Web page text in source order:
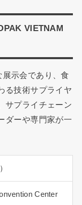
VIETNAM
展示会であり、食
る技術サプライヤ
サプライチェーン
ダーや専門家が一
Center